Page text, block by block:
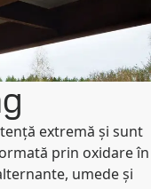
extremă și sunt
prin oxidare în
umede și